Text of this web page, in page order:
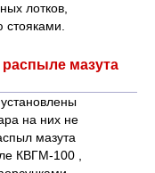
лотков,
распыле мазута
на них не
мазута
КВГМ-100 ,